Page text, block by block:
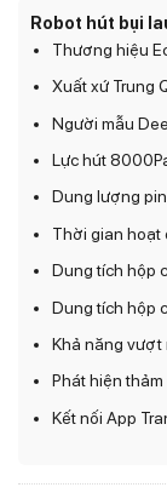
Robot hút bụi
Thương hiệu
Xuất xứ Trung
Người mẫu
Lực hút
Dung lượng
Thời gian
Dung tích hộp
Dung tích hộp
Khả năng
Phát hiện thảm
Kết nối App